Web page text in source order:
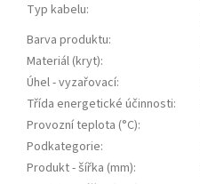
Typ kabelu:
Barva produktu:
Materiál (kryt):
Úhel - vyzařovací:
Třída energetické účinnosti:
Provozní teplota (°C):
Podkategorie:
Produkt - šířka (mm):